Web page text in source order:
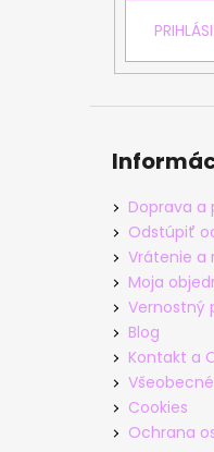
Doprava a
Odstúpiť
Vrátenie a
Moja
Vernostný
Blog
Kontakt a
Cookies
Ochrana